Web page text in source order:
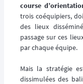
course
trois coéquipiers,
des lieux
passage sur ces
par chaque équipe.
Mais la stratégie
dissimulées des